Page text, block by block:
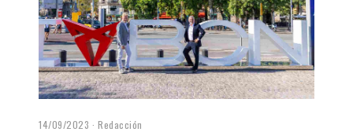
14/09/2023 Redacción